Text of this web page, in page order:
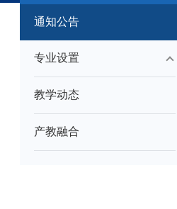
通知公告
专业设置
教学动态
产教融合